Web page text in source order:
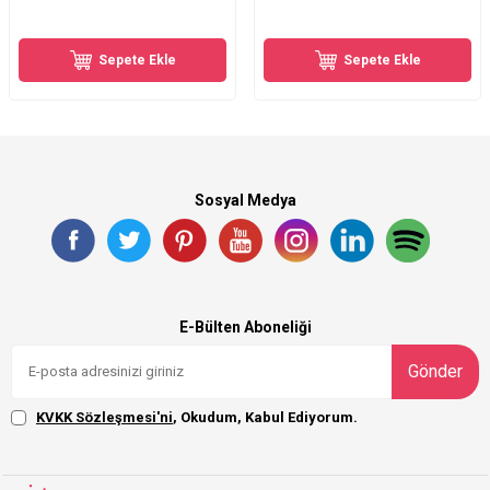
Sepete Ekle Sepete Ekle
Sosyal Medya
E-Bülten Aboneliği
Gönder
KVKK Sözleşmesi'ni, Okudum, Kabul Ediyorum.